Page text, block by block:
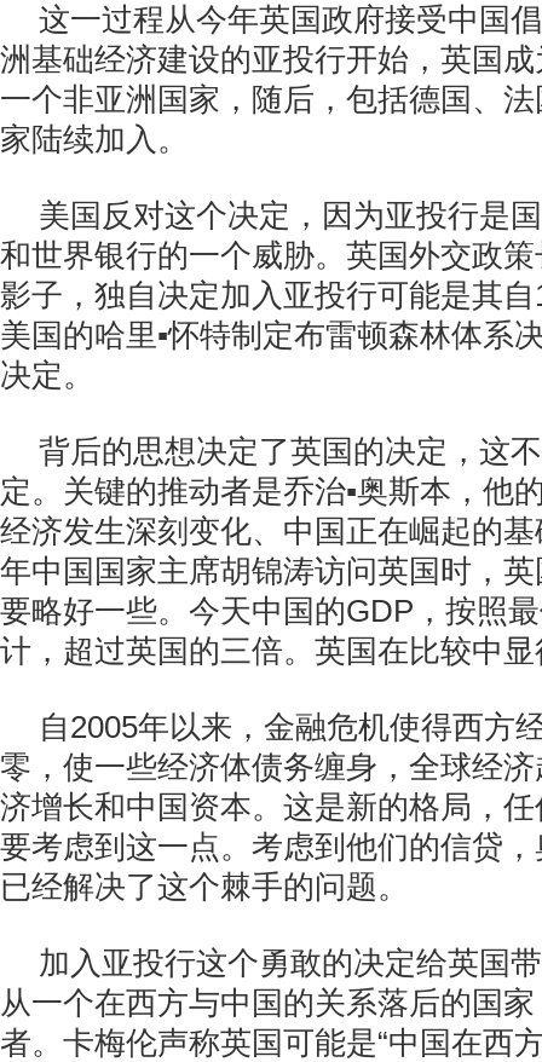
这一过程从今年英国政府接受中国
洲基础经济建设的亚投行开始，英国
一个非亚洲国家，随后，包括德国、
家陆续加入。
美国反对这个决定，因为亚投行是
和世界银行的一个威胁。英国外交政
影子，独自决定加入亚投行可能是其
美国的哈里▪怀特制定布雷顿森林体系
决定。
背后的思想决定了英国的决定，这
定。关键的推动者是乔治▪奥斯本，他
经济发生深刻变化、中国正在崛起的
年中国国家主席胡锦涛访问英国时，
要略好一些。今天中国的GDP，按照
计，超过英国的三倍。英国在比较中
自2005年以来，金融危机使得西方
零，使一些经济体债务缠身，全球经
济增长和中国资本。这是新的格局，
要考虑到这一点。考虑到他们的信贷
已经解决了这个棘手的问题。
加入亚投行这个勇敢的决定给英国
从一个在西方与中国的关系落后的国
者。卡梅伦声称英国可能是“中国在西